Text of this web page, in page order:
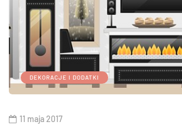
DEKORACJE I DODATKI
11 maja 2017